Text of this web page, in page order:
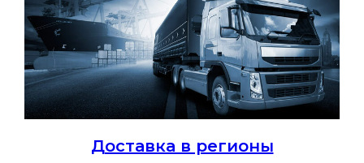
Доставка в регионы